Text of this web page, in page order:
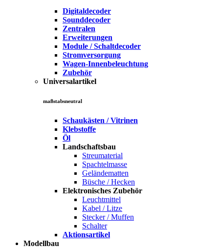
Digitaldecoder
Sounddecoder
Zentralen
Erweiterungen
Module / Schaltdecoder
Stromversorgung
Wagen-Innenbeleuchtung
Zubehör
Universalartikel
maßstabsneutral
Schaukästen / Vitrinen
Klebstoffe
Öl
Landschaftsbau
Streumaterial
Spachtelmasse
Geländematten
Büsche / Hecken
Elektronisches Zubehör
Leuchtmittel
Kabel / Litze
Stecker / Muffen
Schalter
Aktionsartikel
Modellbau